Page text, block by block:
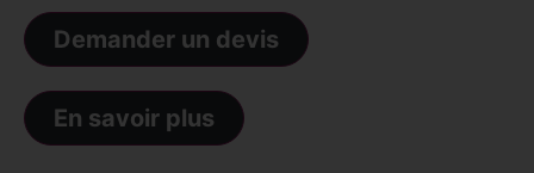
Demander un devis
En savoir plus